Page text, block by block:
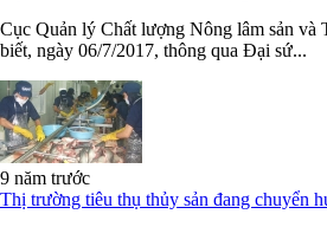
Cục Quản lý Chất lượng Nông lâm sản
biết, ngày 06/7/2017, thông qua Đại sứ...
9 năm trước
Thị trường tiêu thụ thủy sản đang chuyển